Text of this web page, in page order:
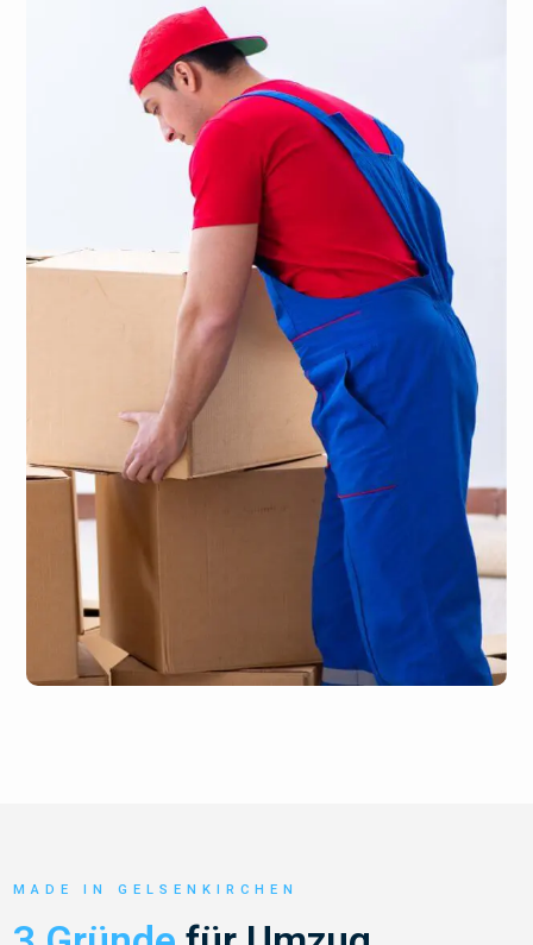
MADE IN GELSENKIRCHEN